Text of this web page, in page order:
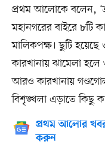
প্রথম আলোকে বলেন,
মহানগরের বাইরে ৮টি
মালিকপক্ষ। ছুটি
কারখানায় ঝামেলা
আরও কারখানায়
বিশৃঙ্খলা এড়াতে কিছু
প্রথম আলোর
করুন